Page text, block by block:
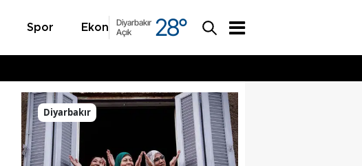
Spor Ekonomi Asayiş
Diyarbakır
Açık
28°
Diyarbakır